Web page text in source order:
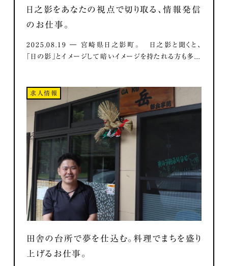
日之影をあなたの視点で切り取る、情報発信
のお仕事。
2025.08.19 ― 宮崎県日之影町。 日之影と聞くと、
「日の影」とイメージして暗いイメージを持たれる方も多...
求人情報
田舎の台所で夢を仕込む。料理でまちを盛り
上げるお仕事。